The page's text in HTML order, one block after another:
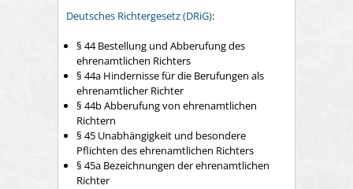
Deutsches Richtergesetz (DRiG):
§ 44 Bestellung und Abberufung des
ehrenamtlichen Richters
§ 44a Hindernisse für die Berufungen als
ehrenamtlicher Richter
§ 44b Abberufung von ehrenamtlichen
Richtern
§ 45 Unabhängigkeit und besondere
Pflichten des ehrenamtlichen Richters
§ 45a Bezeichnungen der ehrenamtlichen
Richter